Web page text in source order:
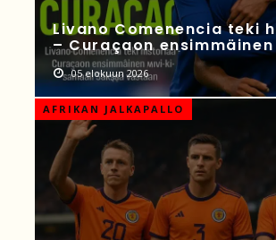
Livano Comenencia teki
– Curaçaon ensimmäinen
05 elokuun 2026
AFRIKAN JALKAPALLO